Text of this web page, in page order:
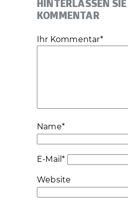
HINTERLASSEN
KOMMENTAR
Ihr Kommentar*
Name*
E-Mail*
Website